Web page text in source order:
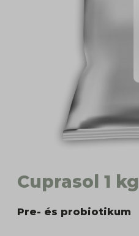
Cuprasol 1 kg
Pre- és probiotikum